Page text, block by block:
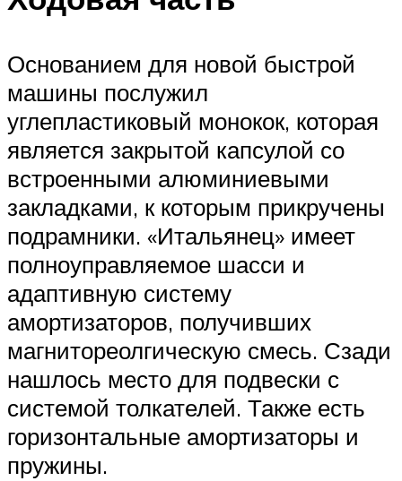
Основанием для новой быстрой
машины послужил
углепластиковый монокок, которая
является закрытой капсулой со
встроенными алюминиевыми
закладками, к которым прикручены
подрамники. «Итальянец» имеет
полноуправляемое шасси и
адаптивную систему
амортизаторов, получивших
магнитореолгическую смесь. Сзади
нашлось место для подвески с
системой толкателей. Также есть
горизонтальные амортизаторы и
пружины.